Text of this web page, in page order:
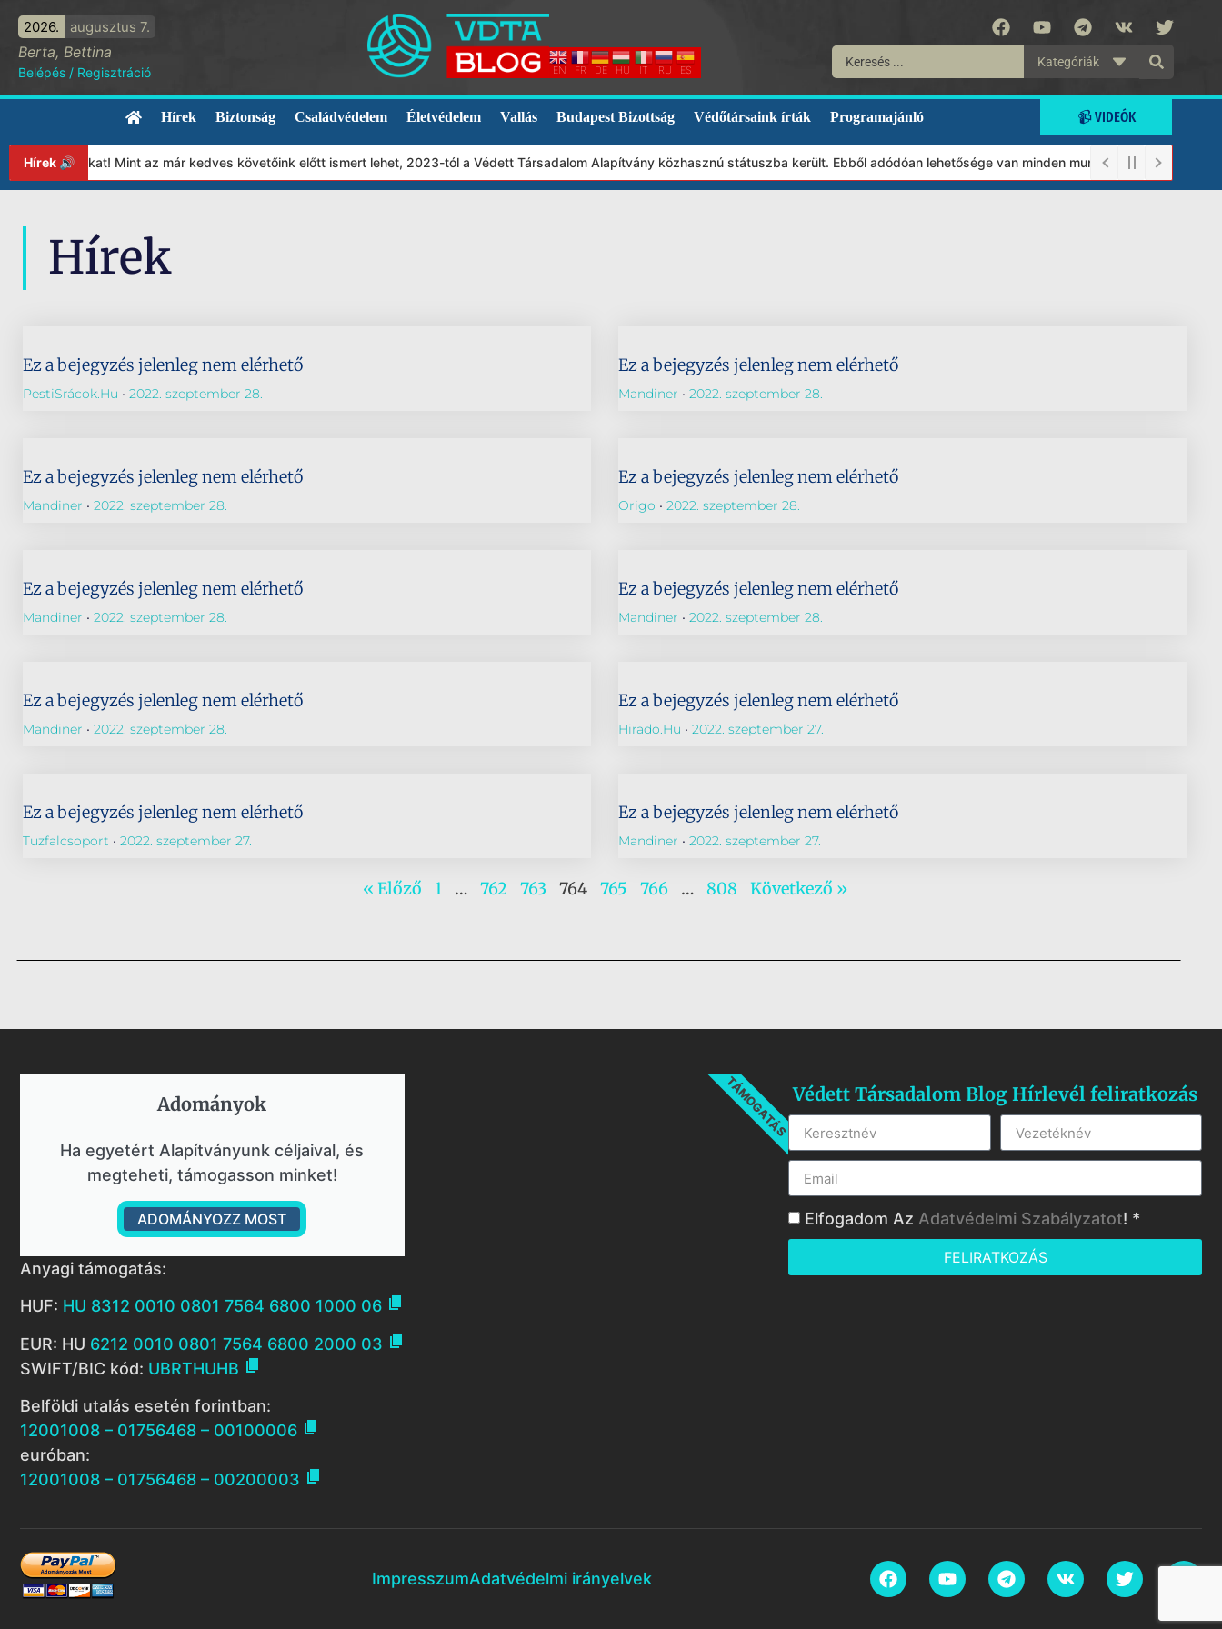
2026. augusztus 7.
Berta, Bettina
Belépés / Regisztráció EN FR DE HU IT RU ES
Kategóriák
Hírek Biztonság Családvédelem Életvédelem Vallás Budapest Bizottság Védőtársaink írták Programajánló 📹 VIDEÓK
Hírek 🔊 Mint az már kedves követőink előtt ismert lehet, 2023-tól a Védett Társadalom Alapítvány közhasznú státuszba került. Ebből adódóan lehetősége van minden munkánkat segíteni
Hírek
Ez a bejegyzés jelenleg nem elérhető
PestiSrácok.hu 2022. szeptember 28.
Ez a bejegyzés jelenleg nem elérhető
Mandiner 2022. szeptember 28.
Ez a bejegyzés jelenleg nem elérhető
Mandiner 2022. szeptember 28.
Ez a bejegyzés jelenleg nem elérhető
Origo 2022. szeptember 28.
Ez a bejegyzés jelenleg nem elérhető
Mandiner 2022. szeptember 28.
Ez a bejegyzés jelenleg nem elérhető
Mandiner 2022. szeptember 28.
Ez a bejegyzés jelenleg nem elérhető
Mandiner 2022. szeptember 28.
Ez a bejegyzés jelenleg nem elérhető
Hirado.hu 2022. szeptember 27.
Ez a bejegyzés jelenleg nem elérhető
Tuzfalcsoport 2022. szeptember 27.
Ez a bejegyzés jelenleg nem elérhető
Mandiner 2022. szeptember 27.
« Előző 1 … 762 763 764 765 766 … 808 Következő »
Adományok​
Ha egyetért Alapítványunk céljaival, és
megteheti, támogasson minket!
ADOMÁNYOZZ MOST
TÁMOGATÁS
Anyagi támogatás:
HUF: HU 8312 0010 0801 7564 6800 1000 06 
EUR: HU 6212 0010 0801 7564 6800 2000 03 
SWIFT/BIC kód: UBRTHUHB 
Belföldi utalás esetén forintban:
12001008 – 01756468 – 00100006 
euróban:
12001008 – 01756468 – 00200003 
Védett Társadalom Blog Hírlevél feliratkozás
Elfogadom Az Adatvédelmi Szabályzatot! *
FELIRATKOZÁS
ImpresszumAdatvédelmi irányelvek